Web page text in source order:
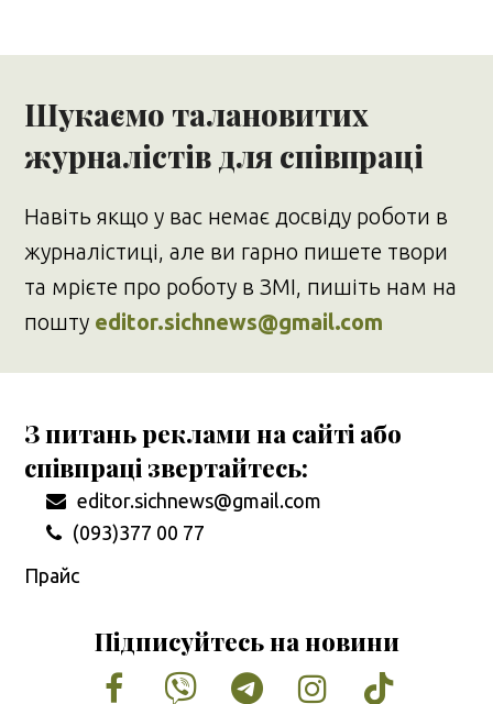
Шукаємо талановитих
журналістів для співпраці
Навіть якщо у вас немає досвіду роботи в
журналістиці, але ви гарно пишете твори
та мрієте про роботу в ЗМІ, пишіть нам на
пошту editor.sichnews@gmail.com
З питань реклами на сайті або
співпраці звертайтесь:
editor.sichnews@gmail.com
(093)377 00 77
Прайс
Підписуйтесь на новини
Facebook
VimeoTumblrInstagram
Tiktok